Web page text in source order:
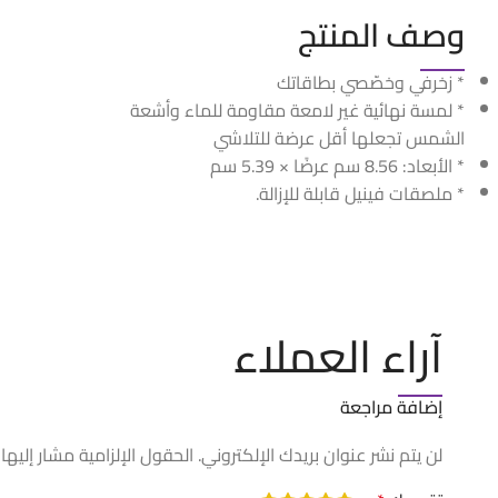
وصف المنتج
* زخرفي وخصّصي بطاقاتك
* لمسة نهائية غير لامعة مقاومة للماء وأشعة
الشمس تجعلها أقل عرضة للتلاشي
* الأبعاد: 8.56 سم عرضًا × 5.39 سم
* ملصقات فينيل قابلة للإزالة.
آراء العملاء
إضافة مراجعة
لن يتم نشر عنوان بريدك الإلكتروني. الحقول الإلزامية مشار